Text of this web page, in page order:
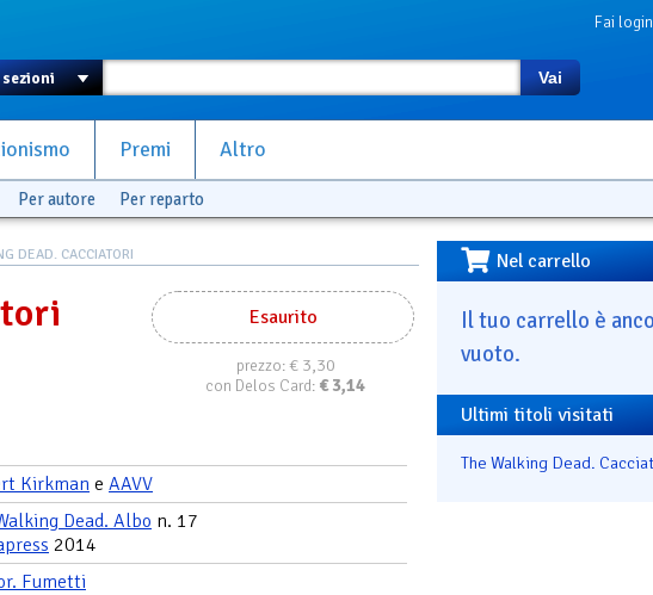
Fai
Vai
Premi Altro
Per autore Per reparto
DEAD. CACCIATORI
Esaurito
prezzo:€ 3,30
con Delos Card: € 3,14
Kirkman e AAVV
Dead. Albo n. 17
2014
Fumetti
Nel carrello
Il tuo carrello è
vuoto.
Ultimi titoli visitati
The Walking Dead.